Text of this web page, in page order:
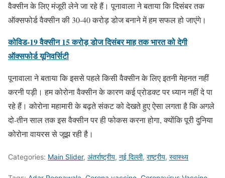
वैक्सीन के लिए मंजूरी लेने जा रहे हैं। पूनावाला ने बताया कि दिसंबर तक
ऑक्सफोर्ड वैक्सीन की 30-40 करोड़ डोज बनाने में हम सफल हो जाएंगे।
कोविड-19 वैक्सीन 15 करोड़ ​डोज दिसंबर माह तक भारत को देगी
ऑक्सफोर्ड यूनिवर्सिटी
पूनावाला ने बताया कि इससे पहले किसी वैक्सीन के लिए इतनी मेहनत नहीं
करनी पड़ी। हम कोरोना वैक्सीन के कारण कई प्रोडक्ट पर ध्यान नहीं दे पा
रहे हैं। कोरोना महामारी के बढ़ते संकट को देखते हुए ऐसा लगता है कि अगले
दो-तीन साल तक इस वैक्सीन पर ही फोकस करना होगा, क्योंकि पूरी दुनिया
कोरोना वायरस से जूझ रही है।
Categories: Main Slider, अंतर्राष्ट्रीय, नई दिल्ली, राष्ट्रीय, स्वास्थ्य